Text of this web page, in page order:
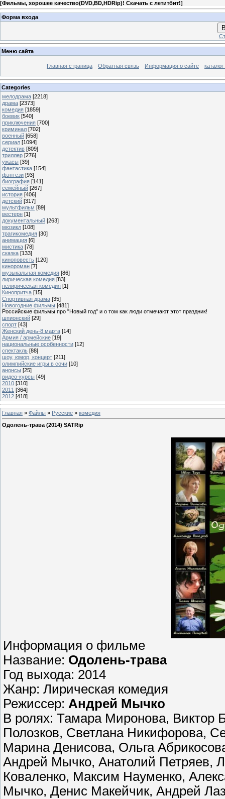
[Фильмы, хорошее качество(DVD,BD,HDRip)! Скачать с летитбит!]
Форма входа
Меню сайта
Главная страница Обратная связь Информация о сайте
Categories
мелодрама [2218]
драма [2373]
комедия [1859]
боевик [540]
приключения [700]
криминал [702]
военный [658]
сериал [1094]
детектив [809]
триллер [276]
ужасы [39]
фантастика [154]
фэнтези [93]
биография [141]
семейный [267]
история [406]
детский [317]
мультфильм [89]
вестерн [1]
документальный [263]
мюзикл [108]
трагикомедия [30]
анимация [6]
мистика [78]
сказка [133]
киноповесть [120]
кинороман [7]
музыкальная комедия [86]
лирическая комедия [83]
нелирическая комедия [1]
Кинопритча [15]
Спортивная драма [35]
Новогодние фильмы [481]
Российские фильмы про "Новый год" и о том как люди отмечают этот праздник!
шпионский [29]
спорт [43]
Женский день-8 марта [14]
Армия / армейские [19]
национальные особенности [12]
спектакль [88]
шоу, юмор, концерт [211]
олимпийские игры в сочи [10]
анонсы [25]
видео-курсы [49]
2010 [310]
2011 [364]
2012 [418]
Главная » Файлы » Русские » комедия
Одолень-трава (2014) SATRip
Информация о фильме
Название: Одолень-трава
Год выхода: 2014
Жанр: Лирическая комедия
Режиссер: Андрей Мычко
В ролях: Тамара Миронова, Виктор
Полозков, Светлана Никифорова,
Марина Денисова, Ольга
Андрей Мычко, Анатолий Петряев,
Коваленко, Максим Науменко,
Мычко, Денис Макейчик, Андрей